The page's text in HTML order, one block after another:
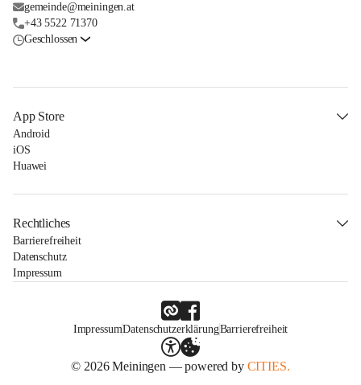
gemeinde@meiningen.at
+43 5522 71370
Geschlossen
App Store
Android
iOS
Huawei
Rechtliches
Barrierefreiheit
Datenschutz
Impressum
ImpressumDatenschutzerklärungBarrierefreiheit
© 2026 Meiningen — powered by CITIES.